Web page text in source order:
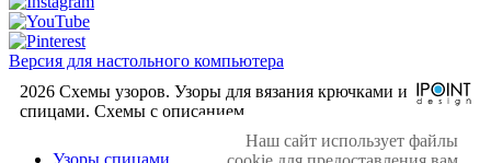
Версия для настольного компьютера
2026 Схемы узоров. Узоры для вязания крючками и
спицами. Cхемы с описанием.
Наш сайт использует файлы